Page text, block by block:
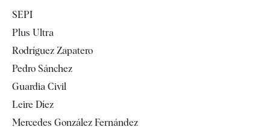
Televisión
SEPI
Plus Ultra
Rodríguez Zapatero
Pedro Sánchez
Guardia Civil
Leire Díez
Mercedes González Fernández